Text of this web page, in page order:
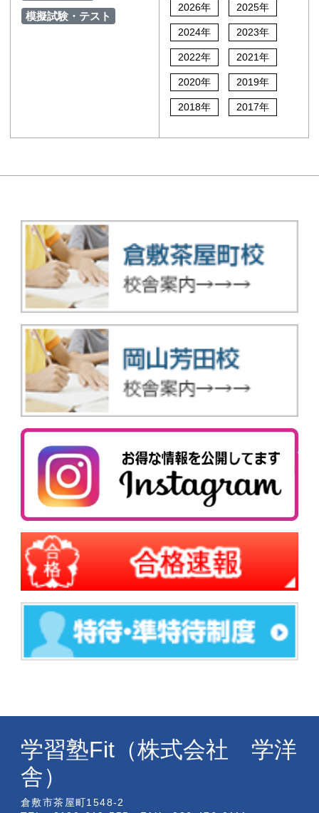
模擬試験・テスト
2026年 2025年
2024年 2023年
2022年 2021年
2020年 2019年
2018年 2017年
学習塾Fit（株式会社 学洋
舎）
倉敷市茶屋町1548-2